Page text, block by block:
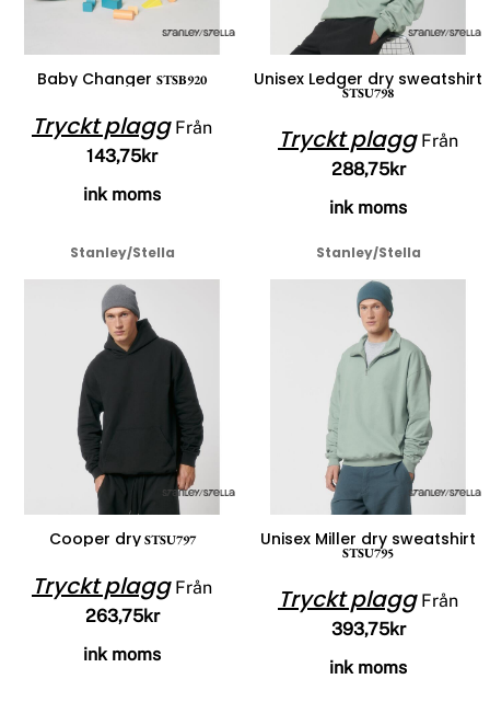
Baby Changer STSB920
Tryckt plaggFrån
143,75kr
ink moms
Unisex Ledger dry sweatshirt
STSU798
Tryckt plaggFrån
288,75kr
ink moms
Stanley/Stella
Cooper dry STSU797
Tryckt plaggFrån
263,75kr
ink moms
Stanley/Stella
Unisex Miller dry sweatshirt
STSU795
Tryckt plaggFrån
393,75kr
ink moms